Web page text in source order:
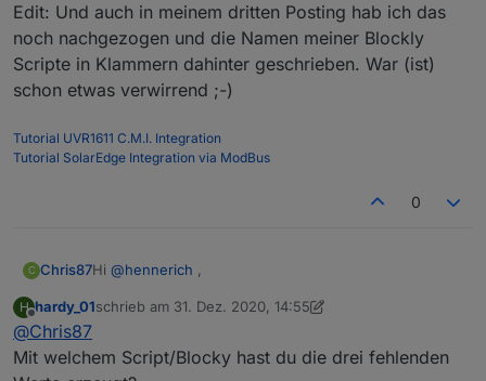
Edit: Und auch in meinem dritten Posting hab ich das
noch nachgezogen und die Namen meiner Blockly
Scripte in Klammern dahinter geschrieben. War (ist)
schon etwas verwirrend ;-)
Tutorial UVR1611 C.M.I. Integration
Tutorial SolarEdge Integration via ModBus
0
C Chris87Hi @hennerich
kein Thema. Ich sag sogar Danke für die späte
Somit hatte ich die Möglichkeit mich mal detailiert mit
Grafana auseinander zu setzten, mit (wie ich finde)
H
Offline
hardy_01schrieb am 31. Dez. 2020, 14:55
zuletzt editiert von hardy_01
@Chris87
Mit welchem Script/Blocky hast du die drei fehlenden